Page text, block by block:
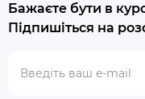
Бажаєте бути в
Підпишіться на